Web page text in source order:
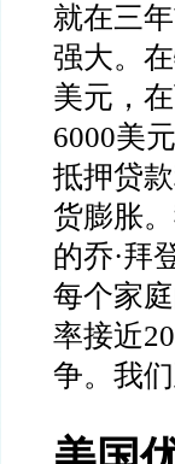
就在三
强大。
美元，
6000美
抵押贷
货膨胀
的乔·拜
每个家
率接近
争。我